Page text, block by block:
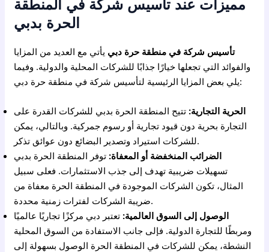
مميزات عند تأسيس شركة في المنطقة
تأسيس شركة في منطقة حرة دبي يأتي مع العديد من المزايا
والفوائد التي تجعلها خيارًا جذابًا للشركات المحلية والدولية. وفيما
يلي بعض المزايا الرئيسية لتأسيس شركة في منطقة حرة دبي:
الحرية التجارية: تتيح المنطقة الحرة بدبي للشركات القدرة على
التجارة بحرية دون قيود تجارية أو رسوم جمركية. وبالتالي، يمكن
للشركات استيراد وتصدير البضائع دون عوائق تذكر.
الضرائب المنخفضة أو المعفاة: توفر المنطقة الحرة بدبي
تسهيلات ضريبية تهدف إلى جذب الاستثمارات. فعلى سبيل
المثال، تكون الشركات الموجودة في المنطقة الحرة معفاة من
ضريبة الشركات لفترات زمنية محددة.
الوصول إلى السوق العالمية: تعتبر دبي مركزًا تجاريًا عالميًا
ومربطًا للتجارة الدولية. فإلى جانب الاستفادة من السوق المحلية
النشطة، يمكن للشركات في المنطقة الحرة الوصول بسهولة إلى